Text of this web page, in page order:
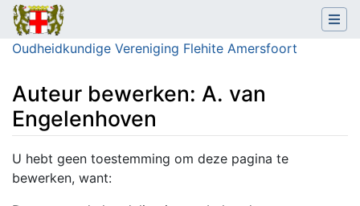
Oudheidkundige Vereniging Flehite Amersfoort
Auteur bewerken: A. van
Engelenhoven
Ga naar:navigatie,zoeken
U hebt geen toestemming om deze pagina te
bewerken, want: